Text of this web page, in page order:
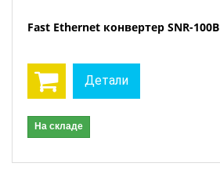
Fast Ethernet конвертер SNR-100В
Детали
На складе